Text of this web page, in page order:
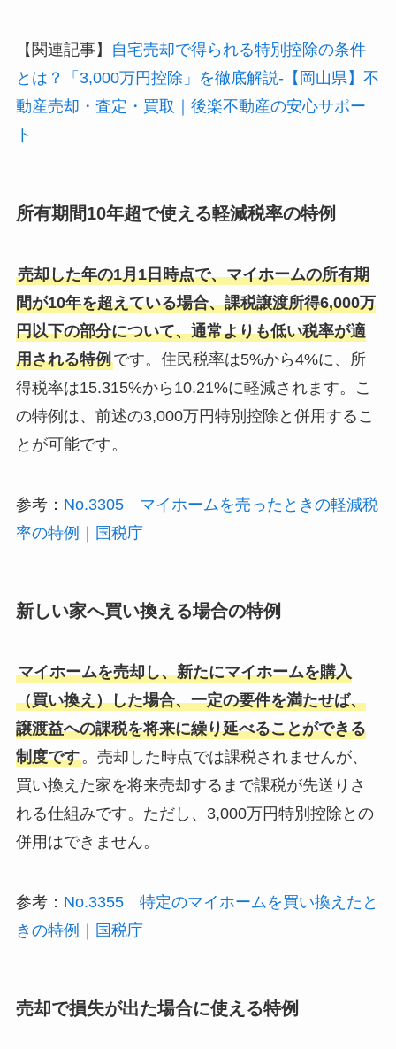
【関連記事】
自宅売却で得られる特別控除の条件
とは？「3,000万円控除」を徹底解説-【岡山県】不
動産売却・査定・買取｜後楽不動産の安心サポー
ト
所有期間10年超で使える軽減税率の特例
売却した年の1月1日時点で、マイホームの所有期
間が10年を超えている場合、課税譲渡所得6,000万
円以下の部分について、通常よりも低い税率が適
用される特例です。住民税率は5%から4%に、所
得税率は15.315%から10.21%に軽減されます。こ
の特例は、前述の3,000万円特別控除と併用するこ
とが可能です。
参考： No.3305 マイホームを売ったときの軽減税
率の特例｜国税庁
新しい家へ買い換える場合の特例
マイホームを売却し、新たにマイホームを購入
（買い換え）した場合、一定の要件を満たせば、
譲渡益への課税を将来に繰り延べることができる
制度です。売却した時点では課税されませんが、
買い換えた家を将来売却するまで課税が先送りさ
れる仕組みです。ただし、3,000万円特別控除との
併用はできません。
参考： No.3355 特定のマイホームを買い換えたと
きの特例｜国税庁
売却で損失が出た場合に使える特例